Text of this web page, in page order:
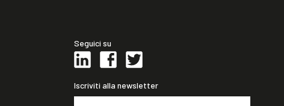
Seguici su
Iscriviti alla newsletter